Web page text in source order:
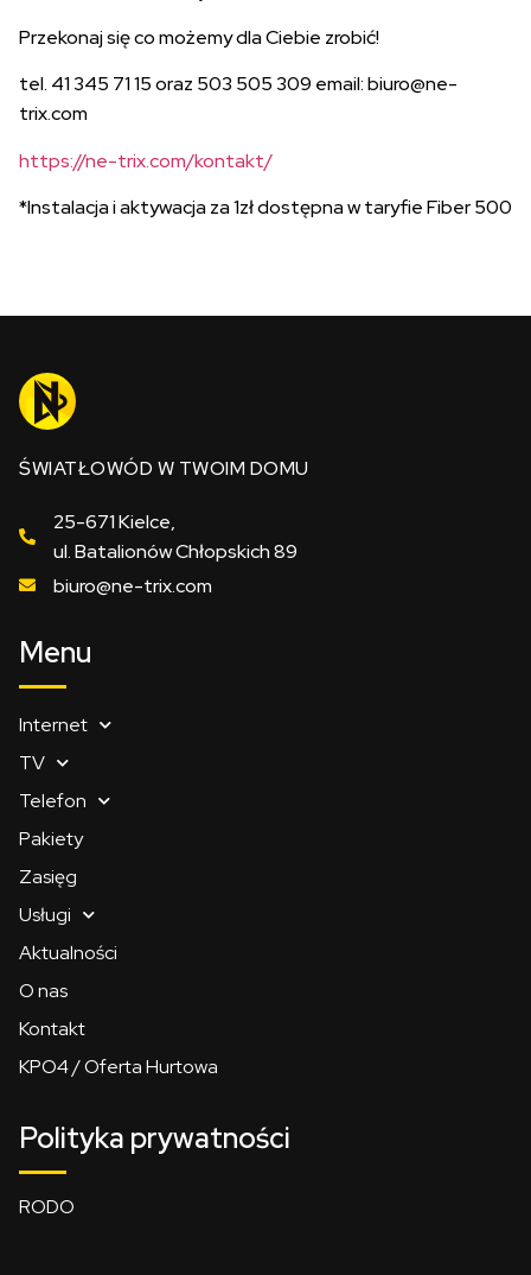
Przekonaj się co możemy dla Ciebie zrobić!
tel. 41 345 71 15 oraz 503 505 309 email: biuro@ne-
trix.com
https://ne-trix.com/kontakt/
*Instalacja i aktywacja za 1zł dostępna w taryfie Fiber 500
ŚWIATŁOWÓD W TWOIM DOMU
25-671 Kielce,
ul. Batalionów Chłopskich 89
biuro@ne-trix.com
Menu
Internet
TV
Telefon
Pakiety
Zasięg
Usługi
Aktualności
O nas
Kontakt
KPO4 / Oferta Hurtowa
Polityka prywatności
RODO